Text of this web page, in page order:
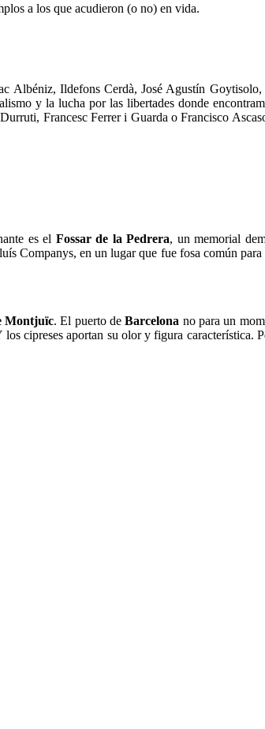
a los que acudieron (o no) en vida.
Albéniz, Ildefons Cerdà, José Agustín
y la lucha por las libertades donde
Francesc Ferrer i Guarda o Francisco
es el Fossar de la Pedrera, un memorial
Companys, en un lugar que fue fosa común
Montjuïc. El puerto deBarcelona no para un
los cipreses aportan su olor y figura característica.